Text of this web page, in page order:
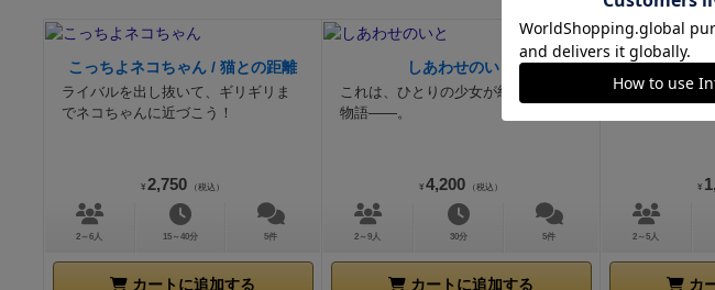
こっちよネコちゃん / 猫との距離
ライバルを出し抜いて、ギリギリま
でネコちゃんに近づこう！
¥ 2,750 （税込）
2～6人 15～40分 5件
カートに追加する
残り1点
しあわせのいと
これは、ひとりの少女が紡ぐ幸せの
物語――。
¥ 4,200 （税込）
2～9人 30分 5件
カートに追加する
ビ
建てろ
¥
2～5人
カ